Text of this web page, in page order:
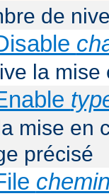
de
la
mise en
précisé